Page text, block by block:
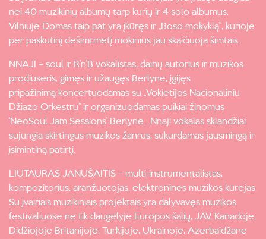
nei 40 muzikinių albumų tarp kurių ir 4 solo albumus.
Vilniuje Domas taip pat yra įkūręs ir „Boso mokyklą”, kurioje
per paskutinį dešimtmetį mokinius jau skaičiuoja šimtais.
NNAJI – soul ir R’n’B vokalistas, dainų autorius ir muzikos
prodiuseris, gimęs ir užaugęs Berlyne, įgijęs
pripažinimą koncertuodamas su „Vokietijos Nacionaliniu
Džiazo Orkestru” ir organizuodamas puikiai žinomus
‘NeoSoul Jam Sessions’ Berlyne. Nnaji vokalas sklandžiai
sujungia skirtingus muzikos žanrus, sukurdamas jausmingą ir
įsimintiną patirtį.
LIUTAURAS JANUŠAITIS – multi-instrumentalistas,
kompozitorius, aranžuotojas, elektroninės muzikos kūrėjas.
Su įvairiais muzikiniais projektais yra dalyvavęs muzikos
festivaliuose ne tik daugelyje Europos šalių, JAV, Kanadoje,
Didžiojoje Britanijoje, Turkijoje, Ukrainoje, Azerbaidžane